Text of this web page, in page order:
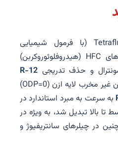
یا Tetrafluoroethane (با فرمول شیمیایی
C₂H₂F₄) از خانواده مبردهای HFC (هیدروفلوئوروکربن)
و حذف تدریجیR-12
(CFC) به عنوان یک جایگزین غیر مخرب لایه ازن (ODP=0)
به مبرد استاندارد در
تبدیل شد، به ویژه در
چیلرهای سانتریفیوژ و